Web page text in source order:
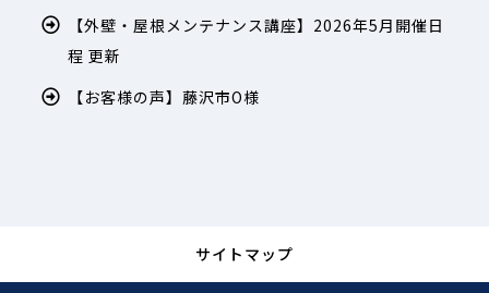
【外壁・屋根メンテナンス講座】2026年5月開催日
程 更新
【お客様の声】藤沢市O様
サイトマップ